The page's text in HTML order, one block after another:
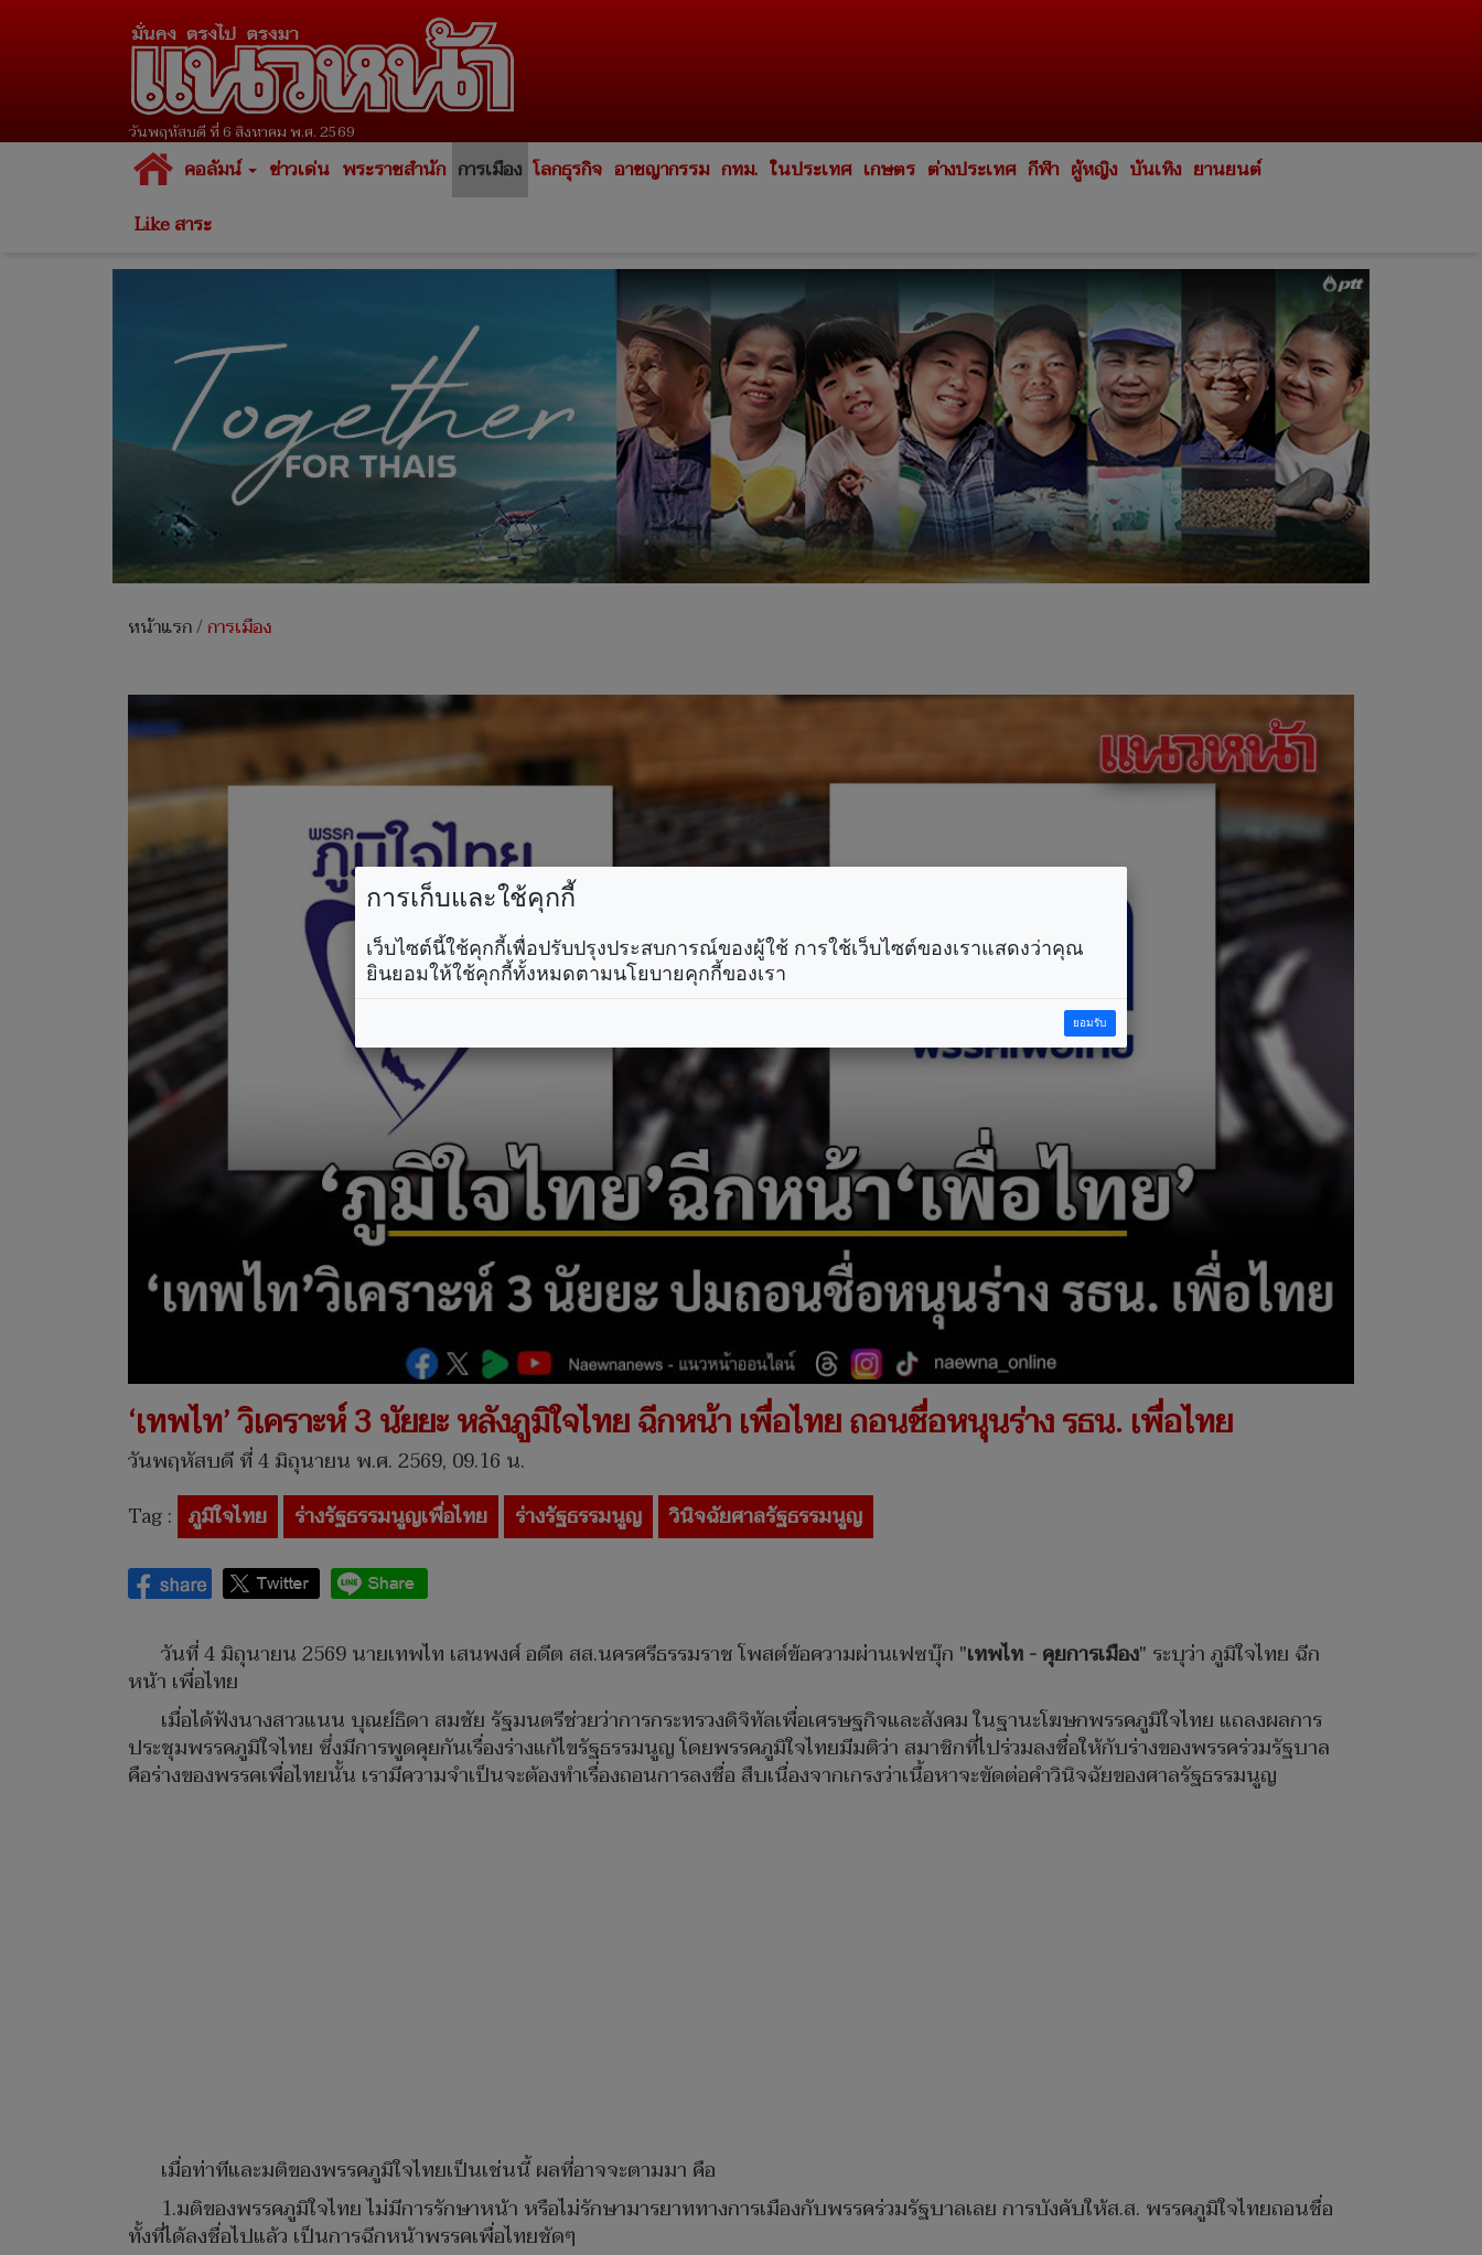
วันพฤหัสบดี ที่ 6 สิงหาคม พ.ศ. 2569
คอลัมน์ ข่าวเด่น พระราชสำนัก การเมือง โลกธุรกิจ อาชญากรรม กทม. ในประเทศ เกษตร ต่างประเทศ กีฬา ผู้หญิง บันเทิง ยานยนต์
Like สาระ
หน้าแรก/การเมือง
‘เทพไท’ วิเคราะห์ 3 นัยยะ หลังภูมิใจไทย ฉีกหน้า เพื่อไทย ถอนชื่อหนุนร่าง รธน. เพื่อไทย
วันพฤหัสบดี ที่ 4 มิถุนายน พ.ศ. 2569, 09.16 น.
Tag : ภูมิใจไทย ร่างรัฐธรรมนูญเพื่อไทย ร่างรัฐธรรมนูญ วินิจฉัยศาลรัฐธรรมนูญ
วันที่ 4 มิถุนายน 2569 นายเทพไท เสนพงศ์ อดีต สส.นครศรีธรรมราช โพสต์ข้อความผ่านเฟซบุ๊ก "เทพไท - คุยการเมือง" ระบุว่า ภูมิใจไทย ฉีก
หน้า เพื่อไทย
เมื่อได้ฟังนางสาวแนน บุณย์ธิดา สมชัย รัฐมนตรีช่วยว่าการกระทรวงดิจิทัลเพื่อเศรษฐกิจและสังคม ในฐานะโฆษกพรรคภูมิใจไทย แถลงผลการ
ประชุมพรรคภูมิใจไทย ซึ่งมีการพูดคุยกันเรื่องร่างแก้ไขรัฐธรรมนูญ โดยพรรคภูมิใจไทยมีมติว่า สมาชิกที่ไปร่วมลงชื่อให้กับร่างของพรรคร่วมรัฐบาล
คือร่างของพรรคเพื่อไทยนั้น เรามีความจำเป็นจะต้องทำเรื่องถอนการลงชื่อ สืบเนื่องจากเกรงว่าเนื้อหาจะขัดต่อคำวินิจฉัยของศาลรัฐธรรมนูญ
เมื่อท่าทีและมติของพรรคภูมิใจไทยเป็นเช่นนี้ ผลที่อาจจะตามมา คือ
1.มติของพรรคภูมิใจไทย ไม่มีการรักษาหน้า หรือไม่รักษามารยาททางการเมืองกับพรรคร่วมรัฐบาลเลย การบังคับให้ส.ส. พรรคภูมิใจไทยถอนชื่อ
ทั้งที่ได้ลงชื่อไปแล้ว เป็นการฉีกหน้าพรรคเพื่อไทยชัดๆ
การเก็บและใช้คุกกี้
เว็บไซต์นี้ใช้คุกกี้เพื่อปรับปรุงประสบการณ์ของผู้ใช้ การใช้เว็บไซต์ของเราแสดงว่าคุณ
ยินยอมให้ใช้คุกกี้ทั้งหมดตามนโยบายคุกกี้ของเรา
ยอมรับ